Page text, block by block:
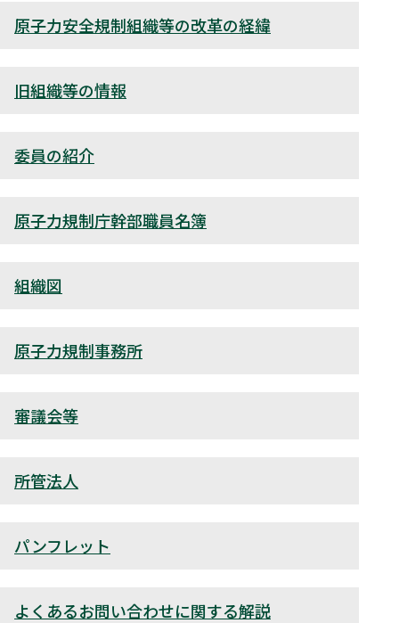
原子力安全規制組織等の改革の経緯
旧組織等の情報
委員の紹介
原子力規制庁幹部職員名簿
組織図
原子力規制事務所
審議会等
所管法人
パンフレット
よくあるお問い合わせに関する解説